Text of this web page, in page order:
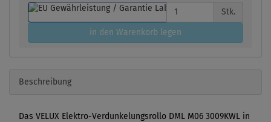
Stk.
in den Warenkorb legen
Beschreibung
Das VELUX Elektro-Verdunkelungsrollo DML M06 3009KWL in